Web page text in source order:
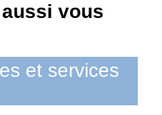
vous
et services